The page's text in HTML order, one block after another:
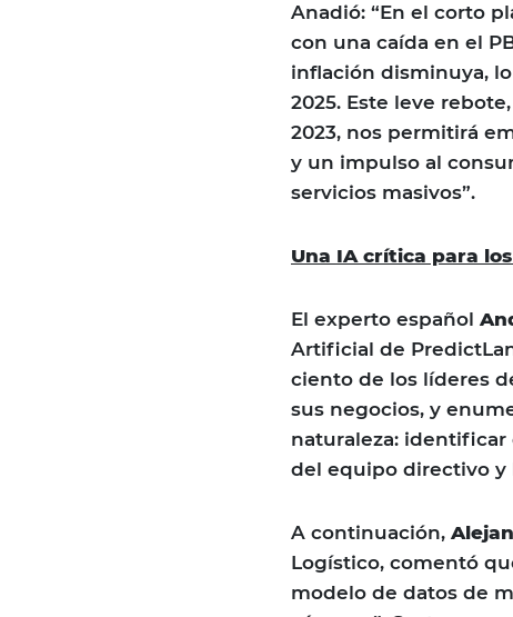
Anadió: “En el corto
con una caída en el
inflación disminuya,
2025. Este leve
2023, nos permitirá
y un impulso al
servicios masivos”.
Una IA crítica para
El experto español
Artificial de
ciento de los líderes
sus negocios, y
naturaleza: identificar
del equipo directivo y
A continuación,
Logístico, comentó
modelo de datos de